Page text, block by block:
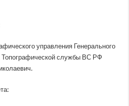
управления Генерального
службы ВС РФ